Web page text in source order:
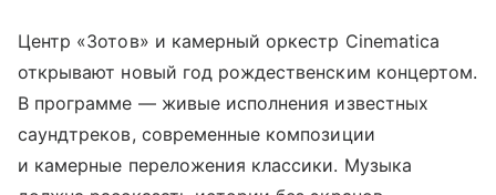
Центр «Зотов» и камерный оркестр Cinematica
открывают новый год рождественским концертом.
В программе — живые исполнения известных
саундтреков, современные композиции
и камерные переложения классики. Музыка